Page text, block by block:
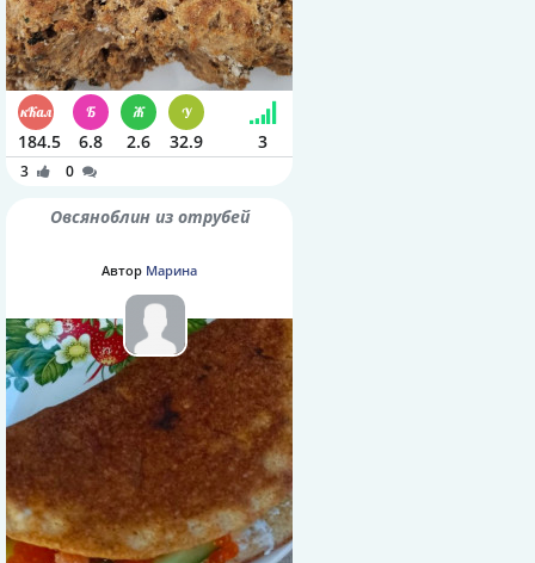
184.5 6.8 2.6 32.9 3
3 0
Овсяноблин из отрубей
Автор Марина